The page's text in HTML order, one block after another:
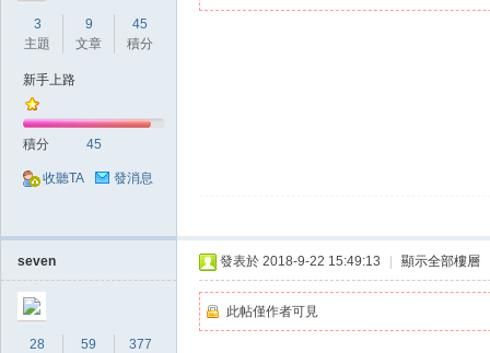
3
主題
9
文章
45
積分
新手上路
積分 45
收聽TA 發消息
seven
28
59
377
發表於 2018-9-22 15:49:13 顯示全部樓層
此帖僅作者可見